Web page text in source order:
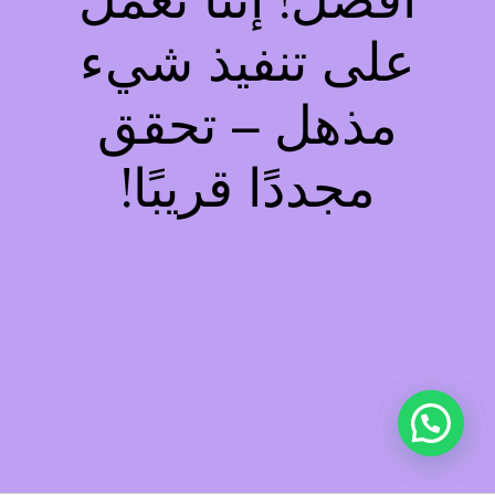
على تنفيذ شيء
مذهل – تحقق
مجددًا قريبًا!